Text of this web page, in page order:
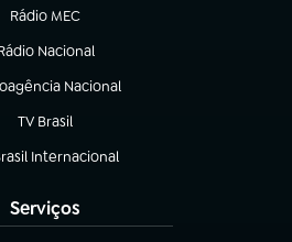
Rádio MEC
(abre em nova aba)
Nacional
Nacional
em nova aba)
TV Brasil
(abre em nova aba)
Internacional
em nova aba)
Serviços